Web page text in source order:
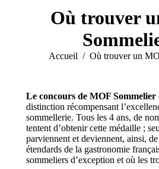
Où trouver
Vous êtes ici :
Accueil Où trouver un
Le concours de MOF Sommelier
distinction récompensant
sommellerie. Tous les 4 ans, de
tentent d’obtenir cette médaille ;
parviennent et deviennent, ainsi,
étendards de la gastronomie
sommeliers d’exception et où les